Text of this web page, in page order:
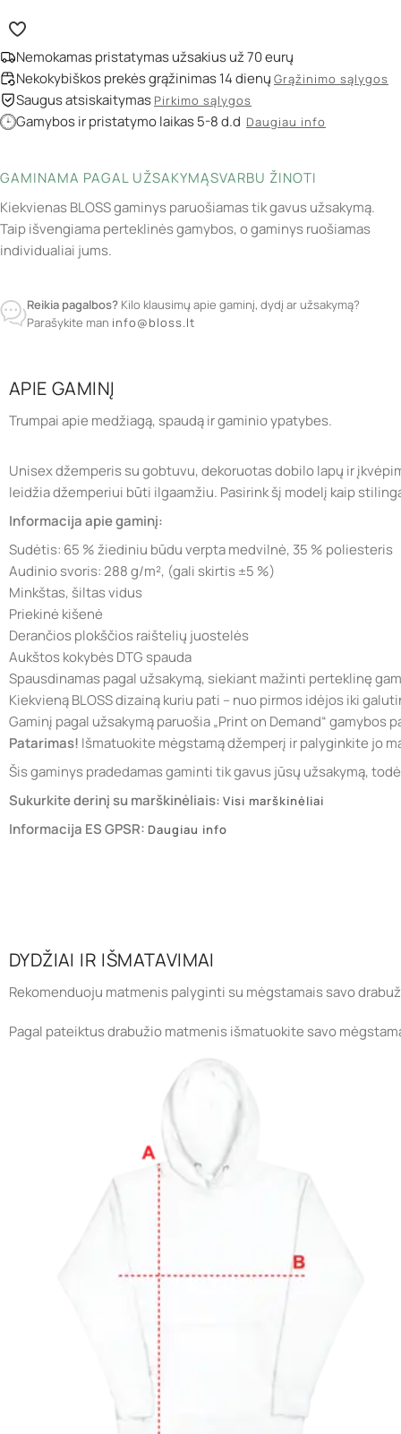
Nemokamas pristatymas užsakius už 70 eurų
Nekokybiškos prekės grąžinimas 14 dienų Grąžinimo sąlygos
Saugus atsiskaitymas Pirkimo sąlygos
Gamybos ir pristatymo laikas 5-8 d.d Daugiau info
GAMINAMA PAGAL UŽSAKYMĄSVARBU ŽINOTI
Kiekvienas BLOSS gaminys paruošiamas tik gavus užsakymą.
Taip išvengiama perteklinės gamybos, o gaminys ruošiamas
individualiai jums.
Reikia pagalbos? Kilo klausimų apie gaminį, dydį ar užsakymą?
Parašykite man info@bloss.lt
APIE GAMINĮ
Trumpai apie medžiagą, spaudą ir gaminio ypatybes.
Unisex džemperis su gobtuvu, dekoruotas dobilo lapų ir
leidžia džemperiui būti ilgaamžiu. Pasirink šį modelį kaip
Informacija apie gaminį:
Sudėtis: 65 % žiediniu būdu verpta medvilnė, 35 % poliesteris
Audinio svoris: 288 g/m², (gali skirtis ±5 %)
Minkštas, šiltas vidus
Priekinė kišenė
Derančios plokščios raištelių juostelės
Aukštos kokybės DTG spauda
Spausdinamas pagal užsakymą, siekiant mažinti perteklinę
Kiekvieną BLOSS dizainą kuriu pati – nuo pirmos idėjos iki
Gaminį pagal užsakymą paruošia „Print on Demand“ gamybos
Patarimas! Išmatuokite mėgstamą džemperį ir palyginkite jo
Šis gaminys pradedamas gaminti tik gavus jūsų užsakymą,
Sukurkite derinį su marškinėliais: Visi marškinėliai
Informacija ES GPSR: Daugiau info
DYDŽIAI IR IŠMATAVIMAI
Rekomenduoju matmenis palyginti su mėgstamais savo
Pagal pateiktus drabužio matmenis išmatuokite savo